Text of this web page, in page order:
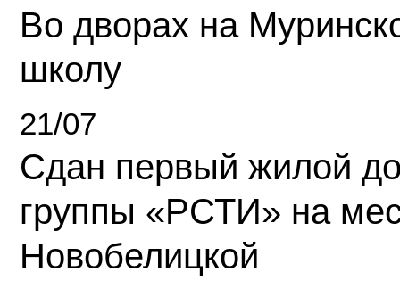
Во дворах на
школу
21/07
Сдан первый жилой
группы «РСТИ» на
Новобелицкой